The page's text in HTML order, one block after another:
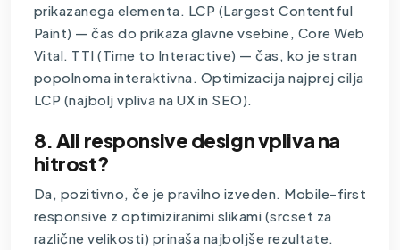
prikazanega elementa. LCP (Largest Contentful
Paint) — čas do prikaza glavne vsebine, Core Web
Vital. TTI (Time to Interactive) — čas, ko je stran
popolnoma interaktivna. Optimizacija najprej cilja
LCP (najbolj vpliva na UX in SEO).
8. Ali responsive design vpliva na
hitrost?
Da, pozitivno, če je pravilno izveden. Mobile-first
responsive z optimiziranimi slikami (srcset za
različne velikosti) prinaša najboljše rezultate.